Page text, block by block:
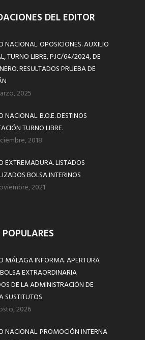
DEL EDITOR
NACIONAL. OPOSICIONES. AUXILIO
TURNO LIBRE, PJC/64/2024, DE
RESULTADOS PRUEBA DE
2025
NACIONAL. B.O.E. DESTINOS
TURNO LIBRE.
2018
EXTREMADURA. LISTADOS
BOLSA INTERINOS
2021
MÁLAGA INFORMA. APERTURA
EXTRAORDINARIA
DE LA ADMINISTRACIÓN DE
SUSTITUTOS
2026
NACIONAL. PROMOCIÓN INTERNA